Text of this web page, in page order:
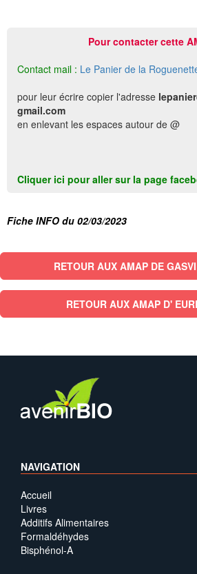
Pour contacter cette
Contact mail : Le Panier de la
pour leur écrire copier l'adresse
gmail.com
en enlevant les espaces autour de @
Cliquer ici pour aller sur la page
Fiche INFO du 02/03/2023
RETOUR AUX AMAP DE
RETOUR AUX AMAP D'
NAVIGATION
Accueil
Livres
Additifs Alimentaires
Formaldéhydes
Bisphénol-A